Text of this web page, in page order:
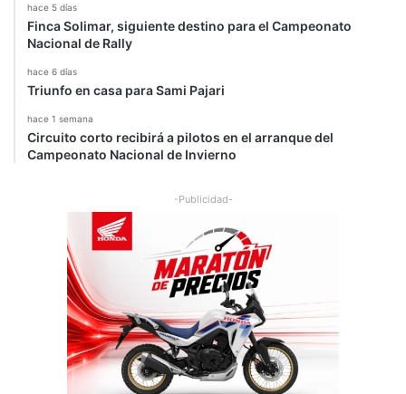
hace 5 días
Finca Solimar, siguiente destino para el Campeonato
Nacional de Rally
hace 6 días
Triunfo en casa para Sami Pajari
hace 1 semana
Circuito corto recibirá a pilotos en el arranque del
Campeonato Nacional de Invierno
-Publicidad-